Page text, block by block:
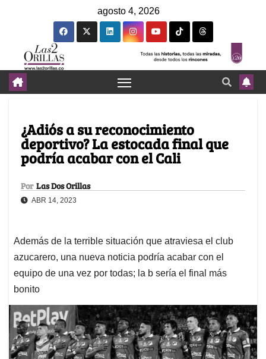
agosto 4, 2026
¿Adiós a su reconocimiento
deportivo? La estocada final que
podría acabar con el Cali
Por Las Dos Orillas
ABR 14, 2023
Además de la terrible situación que atraviesa el club
azucarero, una nueva noticia podría acabar con el
equipo de una vez por todas; la b sería el final más
bonito